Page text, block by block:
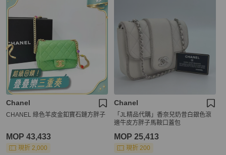
Chanel
CHANEL 綠色羊皮金釦寶石鏈方胖子
MOP 43,433
現折 2,000
Chanel
「JL精品代購」香奈兒奶昔白銀色滾
邊牛皮方胖子馬鞍口蓋包
MOP 25,413
現折 200